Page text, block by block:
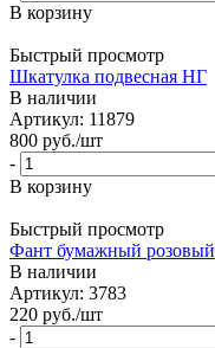
В корзину
Быстрый просмотр
Шкатулка подвесная НГ
В наличии
Артикул: 11879
800 руб./шт
-
В корзину
Быстрый просмотр
Фант бумажный розовый
В наличии
Артикул: 3783
220 руб./шт
-